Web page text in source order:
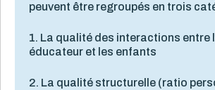
peuvent être regroupés en trois
1. La qualité des interactions entre
éducateur et les enfants
2. La qualité structurelle (ratio